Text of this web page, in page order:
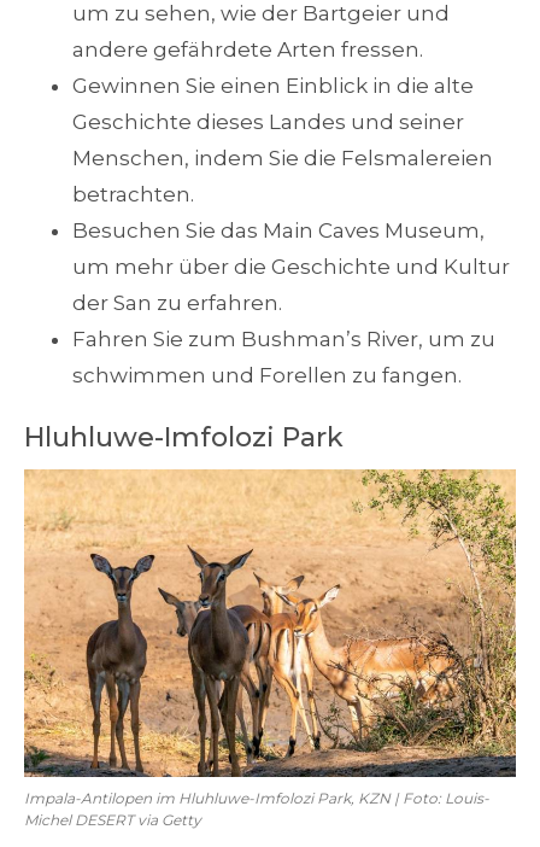
um zu sehen, wie der Bartgeier und
andere gefährdete Arten fressen.
Gewinnen Sie einen Einblick in die alte
Geschichte dieses Landes und seiner
Menschen, indem Sie die Felsmalereien
betrachten.
Besuchen Sie das Main Caves Museum,
um mehr über die Geschichte und Kultur
der San zu erfahren.
Fahren Sie zum Bushman’s River, um zu
schwimmen und Forellen zu fangen.
Hluhluwe-Imfolozi Park
Impala-Antilopen im Hluhluwe-Imfolozi Park, KZN | Foto: Louis-
Michel DESERT via Getty